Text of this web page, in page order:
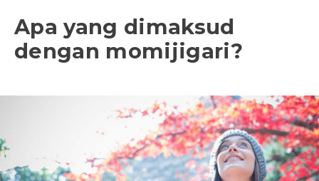
Apa yang dimaksud
dengan momijigari?